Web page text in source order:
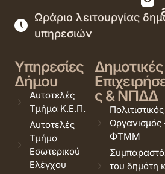
Ωράριο λειτουργίας
υπηρεσιών
Υπηρεσίες
Δήμου
Αυτοτελές
Τμήμα Κ.Ε.Π.
Αυτοτελές
Τμήμα
Εσωτερικού
Ελέγχου
Δημοτικές
ς & ΝΠΔΔ
Πολιτιστικός
Οργανισμός
ΦΤΜΜ
του δημότη